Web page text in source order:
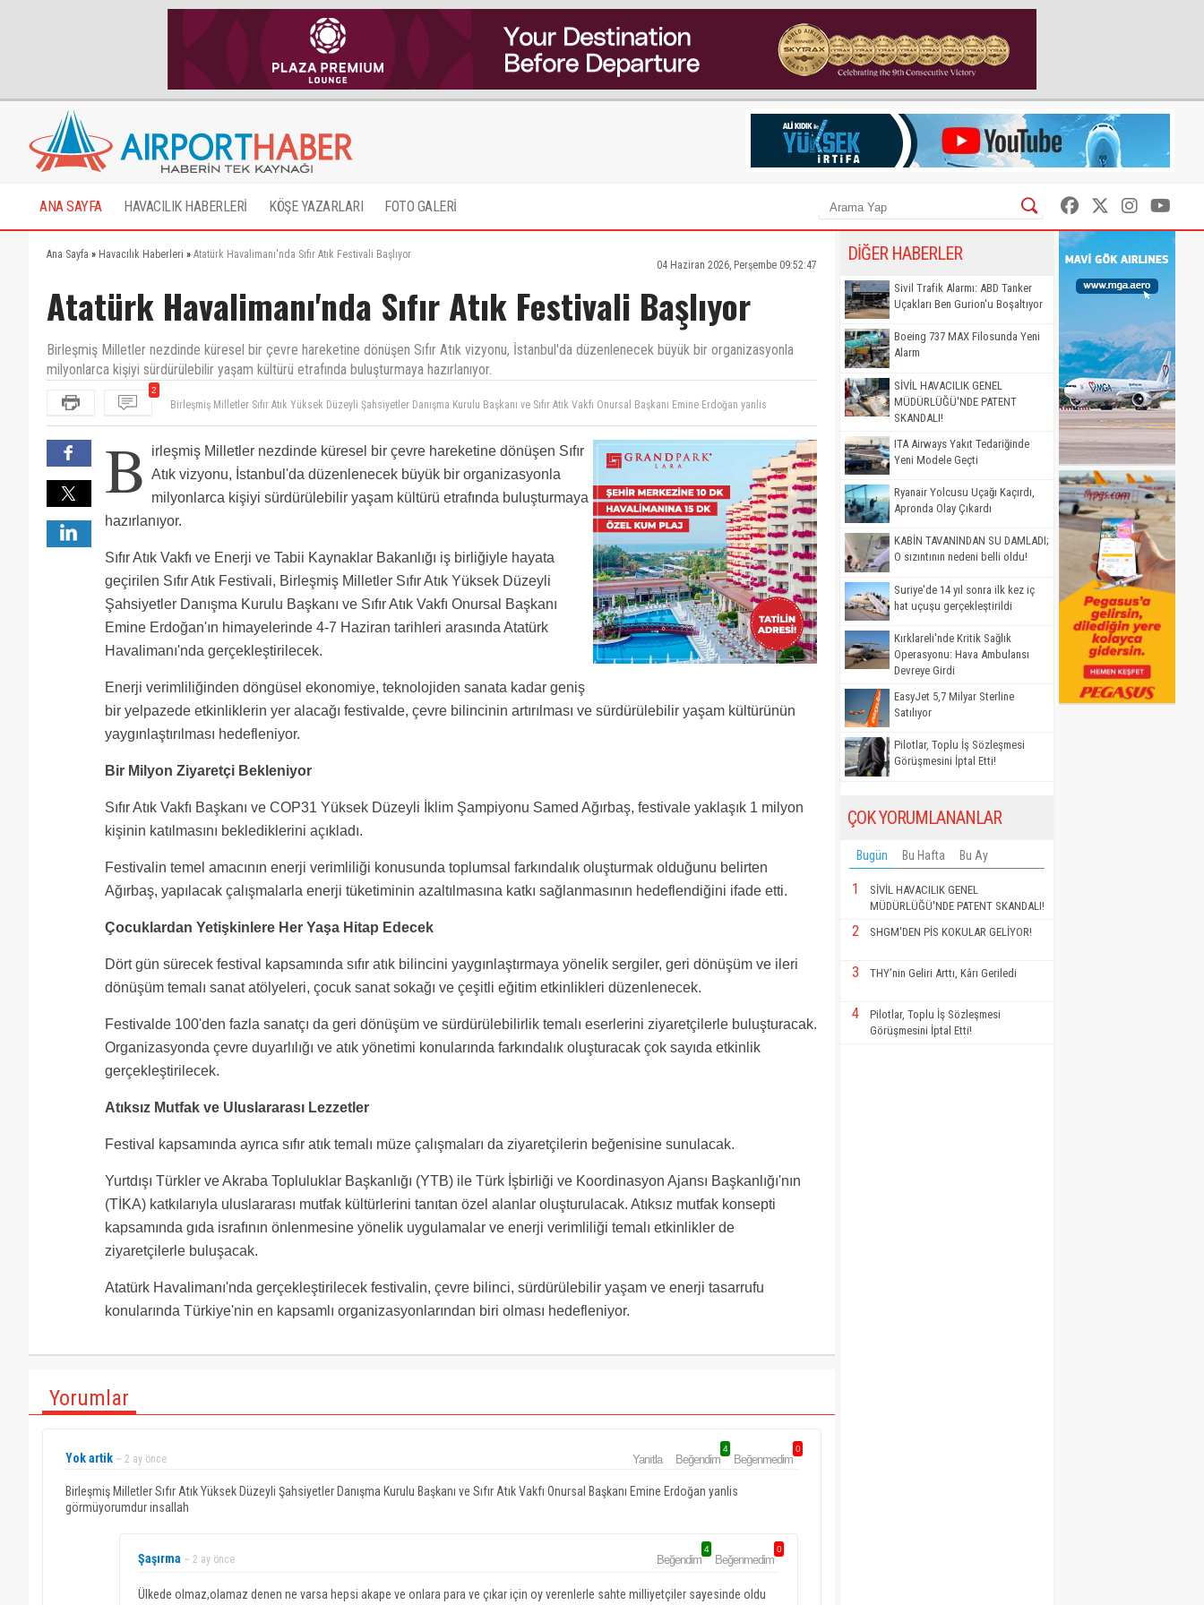
ANA SAYFA HAVACILIK HABERLERİ KÖŞE YAZARLARI FOTO GALERİ
Ana Sayfa » Havacılık Haberleri » Atatürk Havalimanı'nda Sıfır Atık Festivali Başlıyor
04 Haziran 2026, Perşembe 09:52:47
Atatürk Havalimanı'nda Sıfır Atık Festivali Başlıyor
Birleşmiş Milletler nezdinde küresel bir çevre hareketine dönüşen Sıfır Atık vizyonu, İstanbul'da düzenlenecek büyük bir organizasyonla
milyonlarca kişiyi sürdürülebilir yaşam kültürü etrafında buluşturmaya hazırlanıyor.
2
Birleşmiş Milletler Sıfır Atık Yüksek Düzeyli Şahsiyetler Danışma Kurulu Başkanı ve Sıfır Atık Vakfı Onursal Başkanı Emine Erdoğan yanlis
B
irleşmiş Milletler nezdinde küresel bir çevre hareketine dönüşen Sıfır
Atık vizyonu, İstanbul'da düzenlenecek büyük bir organizasyonla
milyonlarca kişiyi sürdürülebilir yaşam kültürü etrafında buluşturmaya
hazırlanıyor.
Sıfır Atık Vakfı ve Enerji ve Tabii Kaynaklar Bakanlığı iş birliğiyle hayata
geçirilen Sıfır Atık Festivali, Birleşmiş Milletler Sıfır Atık Yüksek Düzeyli
Şahsiyetler Danışma Kurulu Başkanı ve Sıfır Atık Vakfı Onursal Başkanı
Emine Erdoğan'ın himayelerinde 4-7 Haziran tarihleri arasında Atatürk
Havalimanı'nda gerçekleştirilecek.
Enerji verimliliğinden döngüsel ekonomiye, teknolojiden sanata kadar geniş
bir yelpazede etkinliklerin yer alacağı festivalde, çevre bilincinin artırılması ve sürdürülebilir yaşam kültürünün
yaygınlaştırılması hedefleniyor.
Bir Milyon Ziyaretçi Bekleniyor
Sıfır Atık Vakfı Başkanı ve COP31 Yüksek Düzeyli İklim Şampiyonu Samed Ağırbaş, festivale yaklaşık 1 milyon
kişinin katılmasını beklediklerini açıkladı.
Festivalin temel amacının enerji verimliliği konusunda toplumsal farkındalık oluşturmak olduğunu belirten
Ağırbaş, yapılacak çalışmalarla enerji tüketiminin azaltılmasına katkı sağlanmasının hedeflendiğini ifade etti.
Çocuklardan Yetişkinlere Her Yaşa Hitap Edecek
Dört gün sürecek festival kapsamında sıfır atık bilincini yaygınlaştırmaya yönelik sergiler, geri dönüşüm ve ileri
dönüşüm temalı sanat atölyeleri, çocuk sanat sokağı ve çeşitli eğitim etkinlikleri düzenlenecek.
Festivalde 100'den fazla sanatçı da geri dönüşüm ve sürdürülebilirlik temalı eserlerini ziyaretçilerle buluşturacak.
Organizasyonda çevre duyarlılığı ve atık yönetimi konularında farkındalık oluşturacak çok sayıda etkinlik
gerçekleştirilecek.
Atıksız Mutfak ve Uluslararası Lezzetler
Festival kapsamında ayrıca sıfır atık temalı müze çalışmaları da ziyaretçilerin beğenisine sunulacak.
Yurtdışı Türkler ve Akraba Topluluklar Başkanlığı (YTB) ile Türk İşbirliği ve Koordinasyon Ajansı Başkanlığı'nın
(TİKA) katkılarıyla uluslararası mutfak kültürlerini tanıtan özel alanlar oluşturulacak. Atıksız mutfak konsepti
kapsamında gıda israfının önlenmesine yönelik uygulamalar ve enerji verimliliği temalı etkinlikler de
ziyaretçilerle buluşacak.
Atatürk Havalimanı'nda gerçekleştirilecek festivalin, çevre bilinci, sürdürülebilir yaşam ve enerji tasarrufu
konularında Türkiye'nin en kapsamlı organizasyonlarından biri olması hedefleniyor.
Yorumlar
Yok artik ~ 2 ay önce Yanıtla Beğendim
4
Beğenmedim
0
Birleşmiş Milletler Sıfır Atık Yüksek Düzeyli Şahsiyetler Danışma Kurulu Başkanı ve Sıfır Atık Vakfı Onursal Başkanı Emine Erdoğan yanlis
görmüyorumdur insallah
Şaşırma ~ 2 ay önce Beğendim
4
Beğenmedim
0
Ülkede olmaz,olamaz denen ne varsa hepsi akape ve onlara para ve çıkar için oy verenlerle sahte milliyetçiler sayesinde oldu
DİĞER HABERLER
Sivil Trafik Alarmı: ABD Tanker
Uçakları Ben Gurion'u Boşaltıyor
Boeing 737 MAX Filosunda Yeni
Alarm
SİVİL HAVACILIK GENEL
MÜDÜRLÜĞÜ'NDE PATENT
SKANDALI!
ITA Airways Yakıt Tedariğinde
Yeni Modele Geçti
Ryanair Yolcusu Uçağı Kaçırdı,
Apronda Olay Çıkardı
KABİN TAVANINDAN SU DAMLADI;
O sızıntının nedeni belli oldu!
Suriye'de 14 yıl sonra ilk kez iç
hat uçuşu gerçekleştirildi
Kırklareli'nde Kritik Sağlık
Operasyonu: Hava Ambulansı
Devreye Girdi
EasyJet 5,7 Milyar Sterline
Satılıyor
Pilotlar, Toplu İş Sözleşmesi
Görüşmesini İptal Etti!
ÇOK YORUMLANANLAR
Bugün Bu Hafta Bu Ay
1
SİVİL HAVACILIK GENEL
MÜDÜRLÜĞÜ'NDE PATENT SKANDALI!
2 SHGM'DEN PİS KOKULAR GELİYOR!
3 THY’nin Geliri Arttı, Kârı Geriledi
4
Pilotlar, Toplu İş Sözleşmesi
Görüşmesini İptal Etti!